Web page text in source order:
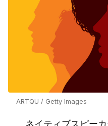
ARTQU / Getty Images